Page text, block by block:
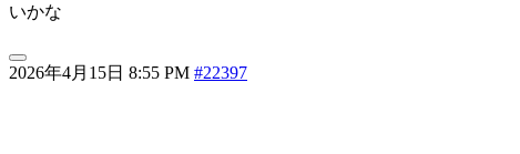
2026年4月15日 8:55 PM #22397
いかな